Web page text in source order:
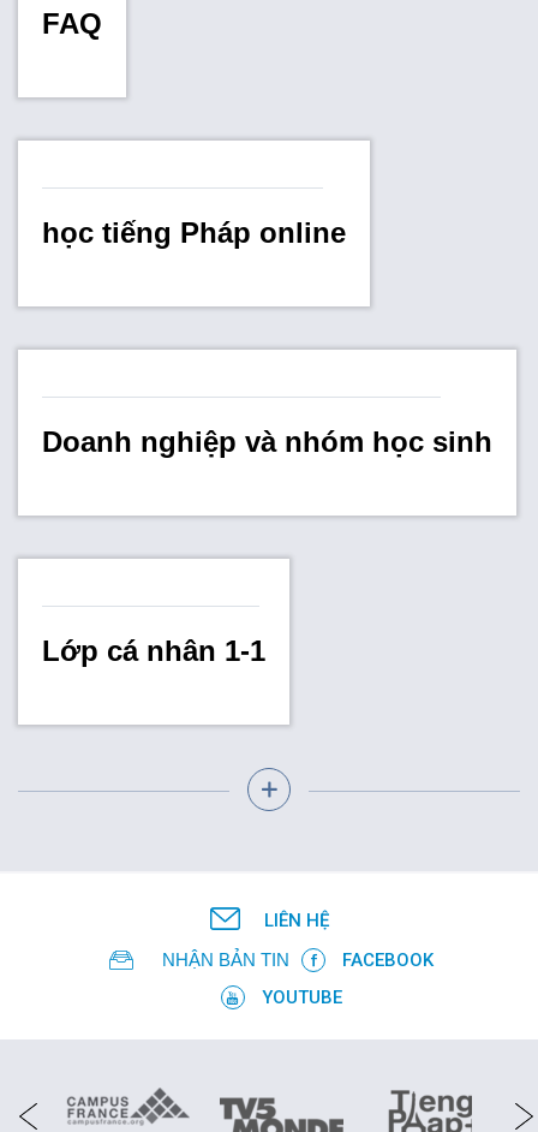
FAQ
học tiếng Pháp online
Doanh nghiệp và nhóm học sinh
Lớp cá nhân 1-1
LIÊN HỆ
NHẬN BẢN TIN
FACEBOOK
YOUTUBE